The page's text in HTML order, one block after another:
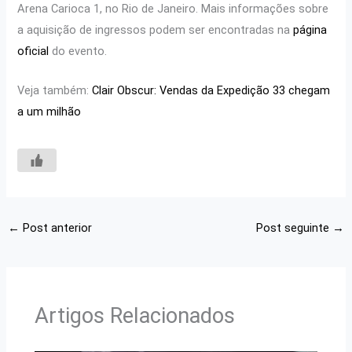
Arena Carioca 1, no Rio de Janeiro. Mais informações sobre
a aquisição de ingressos podem ser encontradas napágina
oficial do evento.
Veja também:Clair Obscur: Vendas da Expedição 33 chegam
a um milhão
← Post anterior Post seguinte →
Artigos Relacionados